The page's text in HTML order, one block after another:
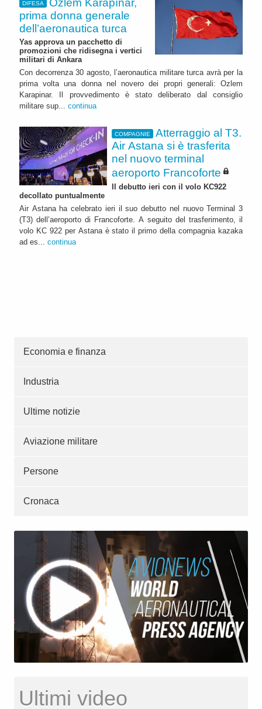
DIFESA
prima donna generale
dell’aeronautica turca
Yas approva un pacchetto di
promozioni che ridisegna i vertici
militari di Ankara
Con decorrenza 30 agosto, l’aeronautica militare turca avrà per la
prima volta una donna nel novero dei propri generali: Ozlem
Karapinar. Il provvedimento è stato deliberato dal consiglio
militare sup... continua
COMPAGNIE
Atterraggio al T3.
Air Astana si è trasferita
nel nuovo terminal
aeroporto Francoforte
Il debutto ieri con il volo KC922
decollato puntualmente
Air Astana ha celebrato ieri il suo debutto nel nuovo Terminal 3
(T3) dell’aeroporto di Francoforte. A seguito del trasferimento, il
volo KC 922 per Astana è stato il primo della compagnia kazaka
ad es... continua
Economia e finanza
Industria
Ultime notizie
Aviazione militare
Persone
Cronaca
Ultimi video